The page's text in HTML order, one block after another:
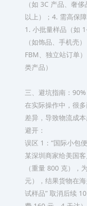
（如 3C 产品、奢
以上）；4. 需高保
1. 小批量样品（如
（如饰品、手机壳
FBM、独立站订单
类产品）​
三、避坑指南：
在实际操作中，很
差异，导致物流成
避开：​
误区 1：“国际小包
某深圳商家给美国
（重量 800 克），
元），结果货物在
试样品” 取消后续